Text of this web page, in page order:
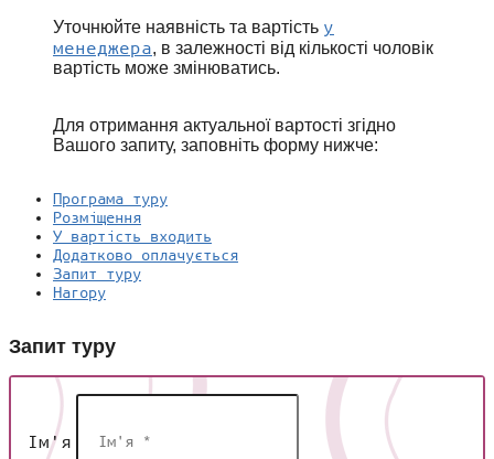
Уточнюйте наявність та вартість у
менеджера, в залежності від кількості чоловік
вартість може змінюватись.
Для отримання актуальної вартості згідно
Вашого запиту, заповніть форму нижче:
Програма туру
Розміщення
У вартість входить
Додатково оплачується
Запит туру
Нагору
Запит туру
Ім'я